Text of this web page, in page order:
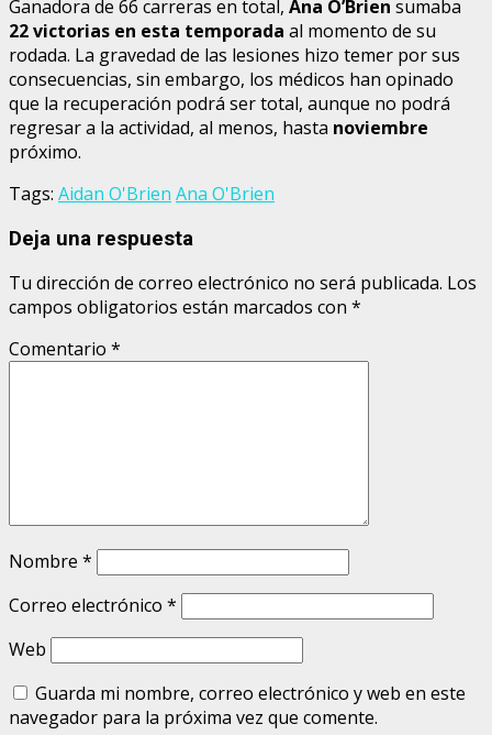
Ganadora de 66 carreras en total, Ana O’Brien sumaba
22 victorias en esta temporada al momento de su
rodada. La gravedad de las lesiones hizo temer por sus
consecuencias, sin embargo, los médicos han opinado
que la recuperación podrá ser total, aunque no podrá
regresar a la actividad, al menos, hasta noviembre
próximo.
Tags: Aidan O'Brien Ana O'Brien
Deja una respuesta
Tu dirección de correo electrónico no será publicada. Los
campos obligatorios están marcados con *
Comentario *
Nombre *
Correo electrónico *
Web
Guarda mi nombre, correo electrónico y web en este
navegador para la próxima vez que comente.